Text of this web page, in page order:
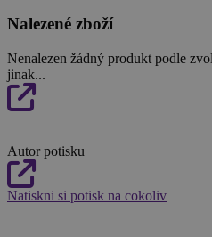
Nalezené zboží
Nenalezen žádný produkt podle
jinak...
Autor potisku
Natiskni si potisk na cokoliv